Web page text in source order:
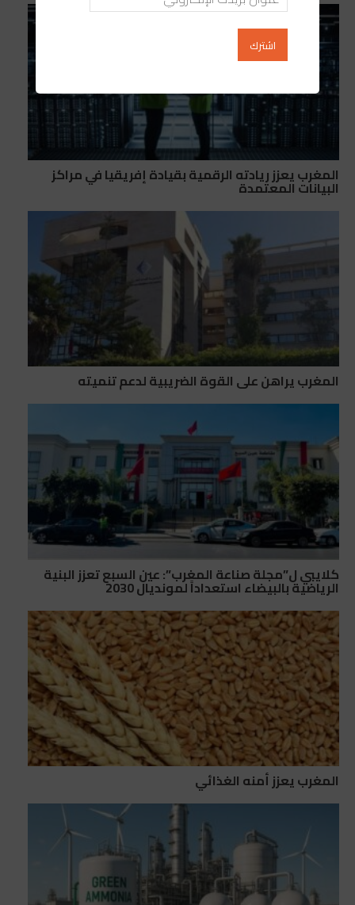
المغرب يعزز ريادته الرقمية بقيادة إفريقيا في مراكز
البيانات المعتمدة
المغرب يراهن على القوة الضريبية لدعم تنميته
كلايبي ل”مجلة صناعة المغرب”: عين السبع تعزز البنية
الرياضية بالبيضاء استعداداً لمونديال 2030
المغرب يعزز أمنه الغذائي